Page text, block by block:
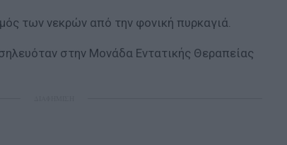
των νεκρών από την φονική πυρκαγιά.
στην Μονάδα Εντατικής Θεραπείας